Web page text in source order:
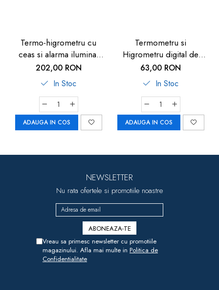
Termo-higrometru cu
ceas si alarma iluminat
TFA 60.2011
202,00 RON
In Stoc
ADAUGA IN COS
Termometru si
Higrometru digital de
camera extra-plat negru
TFA 30.5027.01
63,00 RON
In Stoc
ADAUGA IN COS
NEWSLETTER
Nu rata ofertele si promotiile noastre
Vreau sa primesc newsletter cu promotiile
magazinului. Afla mai multe in Politica de
Confidentialitate